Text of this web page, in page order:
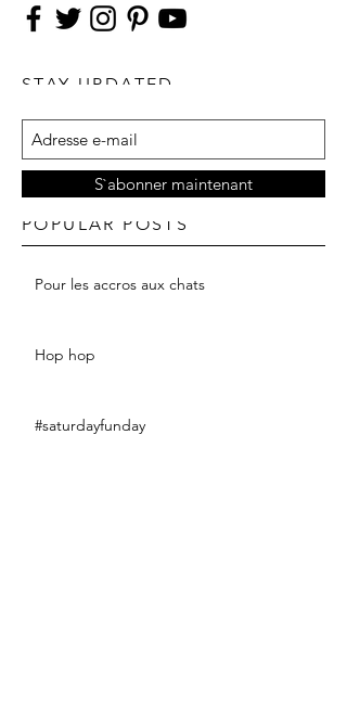
STAY UPDATED
POPULAR POSTS
Pour les accros aux chats
Hop hop
#saturdayfunday
S`abonner maintenant